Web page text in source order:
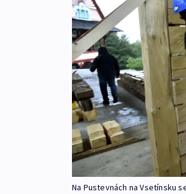
Na Pustevnách na Vsetínsku